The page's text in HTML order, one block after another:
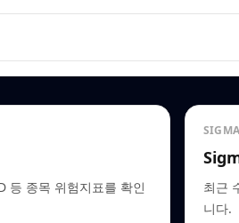
등 종목 위험지표를 확인
SIGMA
최근
니다.